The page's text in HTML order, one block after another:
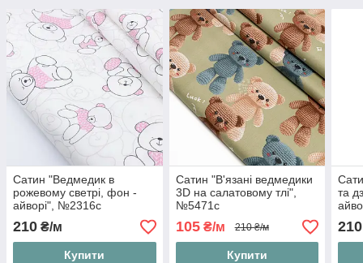
Сатин "Ведмедик в
рожевому светрі, фон -
айворі", №2316с
210 ₴/м
Купити
Сатин "В'язані ведмедики
3D на салатовому тлі",
№5471с
105₴/м 210 ₴/м
Купити
та
210